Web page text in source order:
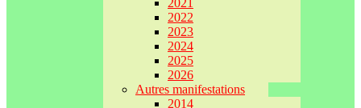
2021
2022
2023
2024
2025
2026
Autres manifestations
2014